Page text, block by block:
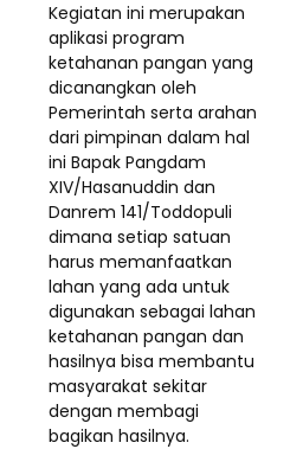
Kegiatan ini merupakan
aplikasi program
ketahanan pangan yang
dicanangkan oleh
Pemerintah serta arahan
dari pimpinan dalam hal
ini Bapak Pangdam
XIV/Hasanuddin dan
Danrem 141/Toddopuli
dimana setiap satuan
harus memanfaatkan
lahan yang ada untuk
digunakan sebagai lahan
ketahanan pangan dan
hasilnya bisa membantu
masyarakat sekitar
dengan membagi
bagikan hasilnya.